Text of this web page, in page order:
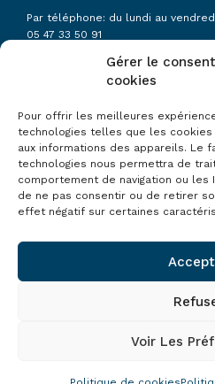
Gérer le
cookies
Pour offrir les meilleures
technologies telles que les
aux informations des appareils. Le
technologies nous permettra de
comportement de navigation ou les
de ne pas consentir ou de retirer
effet négatif sur certaines
Voir Les
Par téléphone: du lundi au
05 47 33 50 91
Agence Arcachon sur RDV:
33120 ARCACHON
Agence de Eysines:
19 AVENUE DU MEDOC
33320 ESYSINES